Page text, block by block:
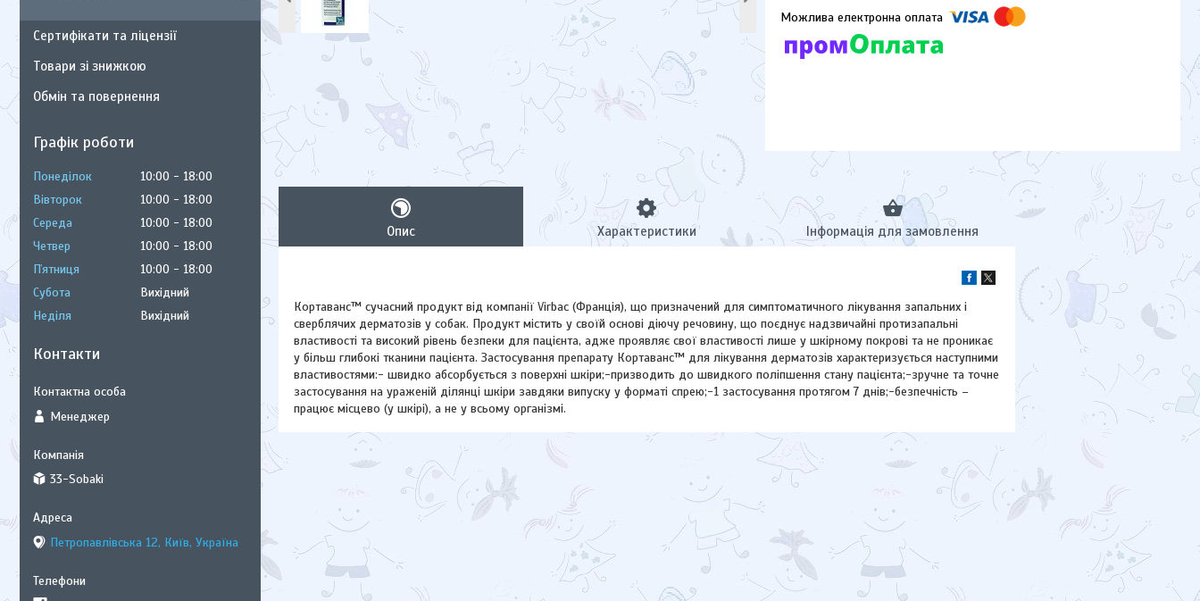
Опис Характеристики Інформація для замовлення
Кортаванс™ сучасний продукт від компанії Virbac (Франція), що призначений для симптоматичного лікування запальних і
сверблячих дерматозів у собак. Продукт містить у своїй основі діючу речовину, що поєднує надзвичайні протизапальні
властивості та високий рівень безпеки для пацієнта, адже проявляє свої властивості лише у шкірному покрові та не проникає
у більш глибокі тканини пацієнта. Застосування препарату Кортаванс™ для лікування дерматозів характеризується наступними
властивостями:- швидко абсорбується з поверхні шкіри;-призводить до швидкого поліпшення стану пацієнта;-зручне та точне
застосування на ураженій ділянці шкіри завдяки випуску у форматі спрею;-1 застосування протягом 7 днів;-безпечність –
працює місцево (у шкірі), а не у всьому організмі.
Сертифікати та ліцензії
Товари зі знижкою
Обмін та повернення
Графік роботи
Понеділок 10:00
18:00
Вівторок
10:00
18:00
Середа
10:00
18:00
Четвер
10:00
18:00
Пʼятниця
10:00
18:00
Субота
Вихідний
Неділя
Вихідний
Контакти
Менеджер
33-Sobaki
Петропавлівська 12, Київ, Україна